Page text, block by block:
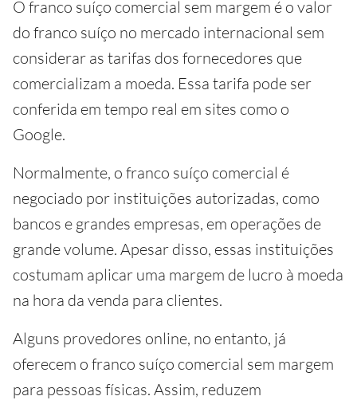
O franco suíço comercial sem margem é o valor
do franco suíço no mercado internacional sem
considerar as tarifas dos fornecedores que
comercializam a moeda. Essa tarifa pode ser
conferida em tempo real em sites como o
Google.
Normalmente, o franco suíço comercial é
negociado por instituições autorizadas, como
bancos e grandes empresas, em operações de
grande volume. Apesar disso, essas instituições
costumam aplicar uma margem de lucro à moeda
na hora da venda para clientes.
Alguns provedores online, no entanto, já
oferecem o franco suíço comercial sem margem
para pessoas físicas. Assim, reduzem